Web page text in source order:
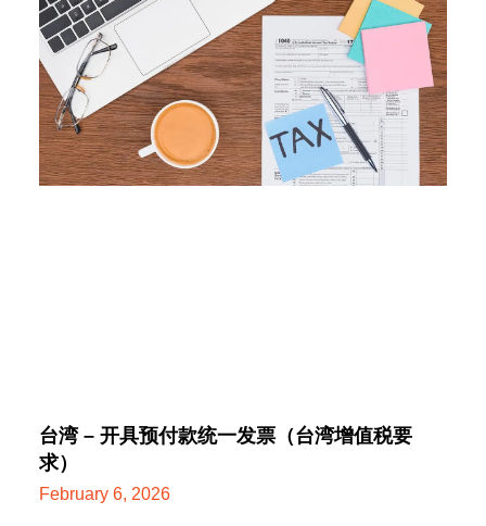
台湾 – 开具预付款统一发票（台湾增值税要
求）
February 6, 2026